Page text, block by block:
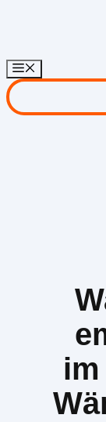
springen